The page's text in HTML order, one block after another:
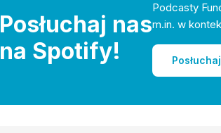
Posłuchaj nas
na Spotify!
Podcasty
m.in. w
Posłuchaj